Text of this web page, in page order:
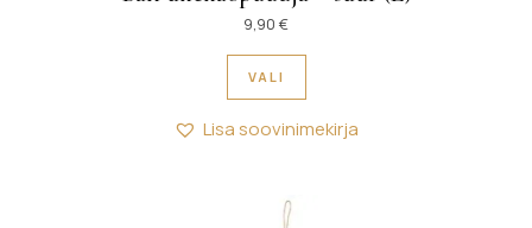
9,90 €
VALI
Sellel tootel on mitu
Lisa soovinimekirja